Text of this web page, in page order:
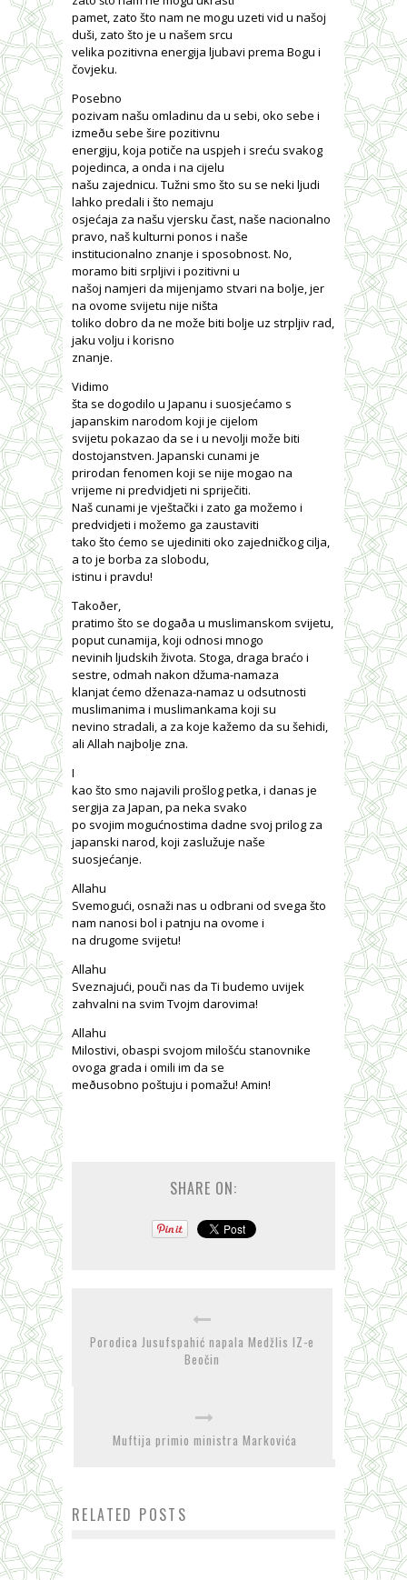
pamet, zato što nam ne mogu uzeti vid u našoj
duši, zato što je u našem srcu
velika pozitivna energija ljubavi prema Bogu i
čovjeku.
Posebno
pozivam našu omladinu da u sebi, oko sebe i
izmeðu sebe šire pozitivnu
energiju, koja potiče na uspjeh i sreću svakog
pojedinca, a onda i na cijelu
našu zajednicu. Tužni smo što su se neki ljudi
lahko predali i što nemaju
osjećaja za našu vjersku čast, naše nacionalno
pravo, naš kulturni ponos i naše
institucionalno znanje i sposobnost. No,
moramo biti srpljivi i pozitivni u
našoj namjeri da mijenjamo stvari na bolje, jer
na ovome svijetu nije ništa
toliko dobro da ne može biti bolje uz strpljiv rad,
jaku volju i korisno
znanje.
Vidimo
šta se dogodilo u Japanu i suosjećamo s
japanskim narodom koji je cijelom
svijetu pokazao da se i u nevolji može biti
dostojanstven. Japanski cunami je
prirodan fenomen koji se nije mogao na
vrijeme ni predvidjeti ni spriječiti.
Naš cunami je vještački i zato ga možemo i
predvidjeti i možemo ga zaustaviti
tako što ćemo se ujediniti oko zajedničkog cilja,
a to je borba za slobodu,
istinu i pravdu!
Takoðer,
pratimo što se dogaða u muslimanskom svijetu,
poput cunamija, koji odnosi mnogo
nevinih ljudskih života. Stoga, draga braćo i
sestre, odmah nakon džuma-namaza
klanjat ćemo dženaza-namaz u odsutnosti
muslimanima i muslimankama koji su
nevino stradali, a za koje kažemo da su šehidi,
ali Allah najbolje zna.
I
kao što smo najavili prošlog petka, i danas je
sergija za Japan, pa neka svako
po svojim mogućnostima dadne svoj prilog za
japanski narod, koji zaslužuje naše
suosjećanje.
Allahu
Svemogući, osnaži nas u odbrani od svega što
nam nanosi bol i patnju na ovome i
na drugome svijetu!
Allahu
Sveznajući, pouči nas da Ti budemo uvijek
zahvalni na svim Tvojm darovima!
Allahu
Milostivi, obaspi svojom milošću stanovnike
ovoga grada i omili im da se
meðusobno poštuju i pomažu! Amin!
SHARE ON:
Porodica Jusufspahić napala Medžlis IZ-e
Beočin
Muftija primio ministra Markovića
RELATED POSTS